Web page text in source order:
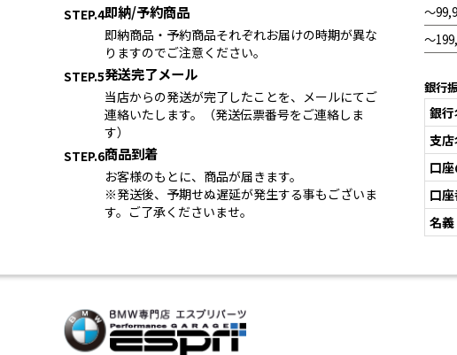
STEP.4即納/予約商品
即納商品・予約商品それぞれお届けの時期が異な
りますのでご注意ください。
STEP.5発送完了メール
当店からの発送が完了したことを、メールにてご
連絡いたします。（発送伝票番号をご連絡しま
す）
STEP.6商品到着
お客様のもとに、商品が届きます。
※発送後、予期せぬ遅延が発生する事もございま
す。ご了承くださいませ。
～
～
銀行
銀行
支店
口
口
名義